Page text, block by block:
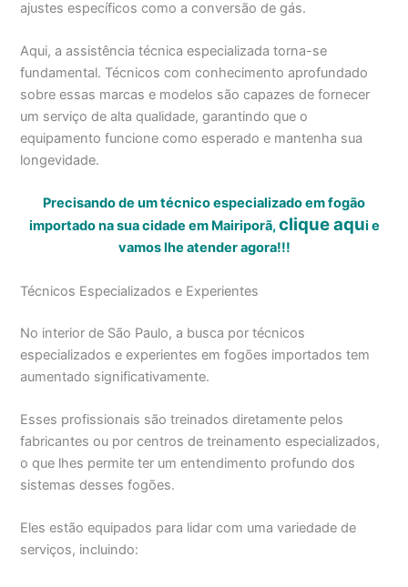
ajustes específicos como a conversão de gás.
Aqui, a assistência técnica especializada torna-se
fundamental. Técnicos com conhecimento aprofundado
sobre essas marcas e modelos são capazes de fornecer
um serviço de alta qualidade, garantindo que o
equipamento funcione como esperado e mantenha sua
longevidade.
Precisando de um técnico especializado em fogão
importado na sua cidade em Mairiporã,clique aqui e
vamos lhe atender agora!!!
Técnicos Especializados e Experientes
No interior de São Paulo, a busca por técnicos
especializados e experientes em fogões importados tem
aumentado significativamente.
Esses profissionais são treinados diretamente pelos
fabricantes ou por centros de treinamento especializados,
o que lhes permite ter um entendimento profundo dos
sistemas desses fogões.
Eles estão equipados para lidar com uma variedade de
serviços, incluindo: